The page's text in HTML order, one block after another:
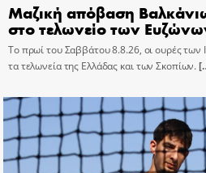
Μαζική απόβαση
στο τελωνείο των
Το πρωί του Σαββάτου 8.8.26, οι ουρές των
τα τελωνεία της Ελλάδας και των Σκοπίων.